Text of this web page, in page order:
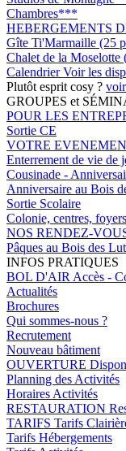
Chambres***
HEBERGEMENTS
Gîte Ti'Marmaille (25
Chalet de la Moselotte
CalendrierVoir les
Plutôt esprit cosy ?
GROUPES et
POUR LES
Sortie CE
VOTRE
Enterrement de vie de
Cousinade -
Anniversaire au Bois
Sortie Scolaire
Colonie, centres,
NOS RENDEZ-
Pâques au Bois des
INFOS PRATIQUES
BOL D'AIR Accès -
Actualités
Brochures
Qui sommes-nous ?
Recrutement
Nouveau bâtiment
OUVERTURE
Planning des Activités
Horaires Activités
RESTAURATION
TARIFS Tarifs
Tarifs Hébergements